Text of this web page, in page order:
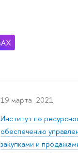
19 марта 2021
Институт по
обеспечению
закупками и